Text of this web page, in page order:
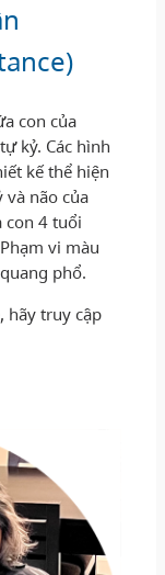
con của
kỷ. Các hình
kế thể hiện
não của
con 4 tuổi
vi màu
phổ.
hãy truy cập